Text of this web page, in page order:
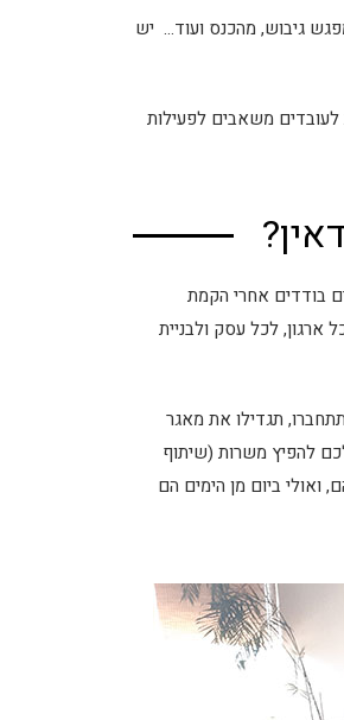
גיבוש, מהכנס ועוד… יש
לעובדים משאבים לפעילות
ברשתות. היא הוקמה ב-5 למאי 2003, מספר חודשים בודדים אחרי הקמת
ארגון, לכל עסק ולבניית
תגדילו את מאגר
להפיץ משרות (שיתוף
ואולי ביום מן הימים הם